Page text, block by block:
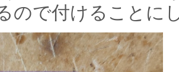
ので付けることに